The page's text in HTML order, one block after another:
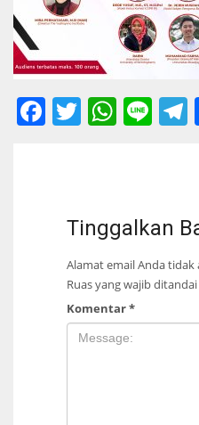
Facebook
Twitter
Tinggalkan
Alamat email Anda
Ruas yang wajib ditandai
Komentar*